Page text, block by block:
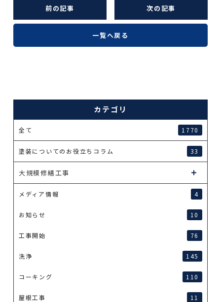
前の記事 次の記事
一覧へ戻る
カテゴリ
全て 1770
塗装についてのお役立ちコラム 33
大規模修繕工事
メディア情報 4
お知らせ 10
工事開始 76
洗浄 145
コーキング 110
屋根工事 11